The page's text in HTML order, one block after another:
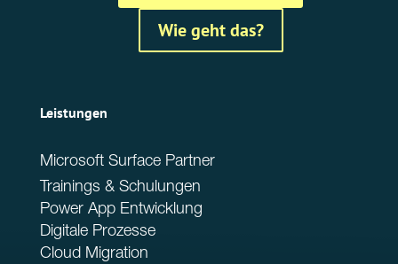
Wie geht das?
Leistungen
Microsoft Surface Partner
Trainings & Schulungen
Power App Entwicklung
Digitale Prozesse
Cloud Migration